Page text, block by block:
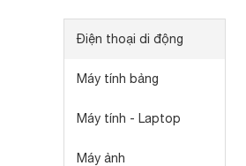
Điện thoại di động
Máy tính bảng
Máy tính - Laptop
Máy ảnh